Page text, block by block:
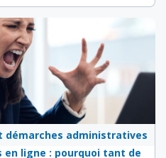
démarches administratives
ligne : pourquoi tant de